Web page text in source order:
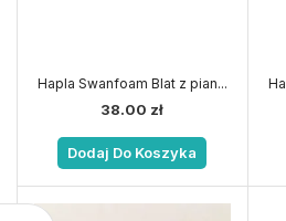
Hapla Swanfoam Blat z pian...
38.00 zł
Dodaj Do Koszyka